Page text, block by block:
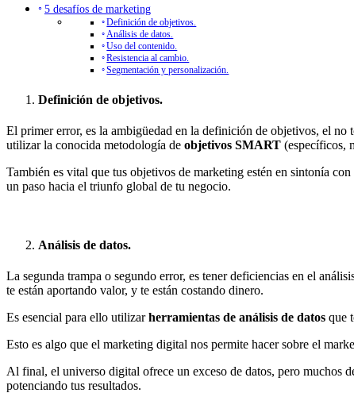
5 desafíos de marketing
Definición de objetivos.
Análisis de datos.
Uso del contenido.
Resistencia al cambio.
Segmentación y personalización.
Definición de objetivos.
El primer error, es la ambigüedad en la definición de objetivos, el no
utilizar la conocida metodología de objetivos SMART (específicos,
También es vital que tus objetivos de marketing estén en sintonía
un paso hacia el triunfo global de tu negocio.
Análisis de datos.
La segunda trampa o segundo error, es tener deficiencias en el
te están aportando valor, y te están costando dinero.
Es esencial para ello utilizarherramientas de análisis de datos que
Esto es algo que el marketing digital nos permite hacer sobre el
Al final, el universo digital ofrece un exceso de datos, pero muchos
potenciando tus resultados.